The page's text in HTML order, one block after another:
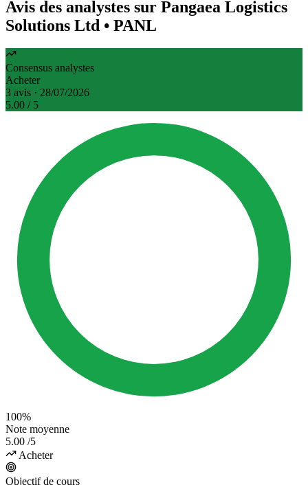
Avis des analystes sur Pangaea Logistics
Solutions Ltd • PANL
Consensus analystes
Acheter
3 avis · 28/07/2026
5.00 / 5
100%
Note moyenne
5.00 /5
Acheter
Objectif de cours